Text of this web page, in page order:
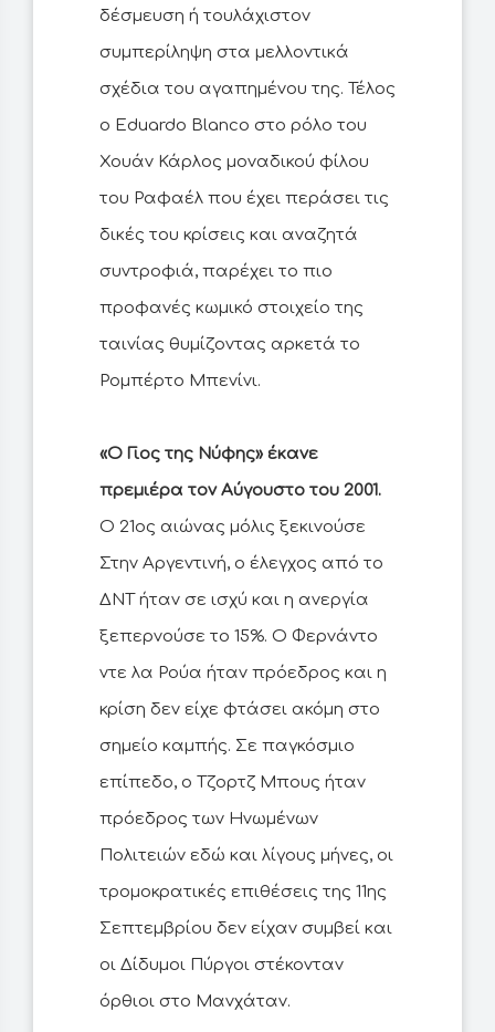
δέσμευση ή τουλάχιστον
συμπερίληψη στα μελλοντικά
σχέδια του αγαπημένου της. Τέλος
ο Eduardo Blanco στο ρόλο του
Χουάν Κάρλος μοναδικού φίλου
του Ραφαέλ που έχει περάσει τις
δικές του κρίσεις και αναζητά
συντροφιά, παρέχει το πιο
προφανές κωμικό στοιχείο της
ταινίας θυμίζοντας αρκετά το
Ρομπέρτο Μπενίνι.
«Ο Γιος της Νύφης» έκανε
πρεμιέρα τον Αύγουστο του 2001.
Ο 21ος αιώνας μόλις ξεκινούσε
Στην Αργεντινή, ο έλεγχος από το
ΔΝΤ ήταν σε ισχύ και η ανεργία
ξεπερνούσε το 15%. Ο Φερνάντο
ντε λα Ρούα ήταν πρόεδρος και η
κρίση δεν είχε φτάσει ακόμη στο
σημείο καμπής. Σε παγκόσμιο
επίπεδο, ο Τζορτζ Μπους ήταν
πρόεδρος των Ηνωμένων
Πολιτειών εδώ και λίγους μήνες, οι
τρομοκρατικές επιθέσεις της 11ης
Σεπτεμβρίου δεν είχαν συμβεί και
οι Δίδυμοι Πύργοι στέκονταν
όρθιοι στο Μανχάταν.